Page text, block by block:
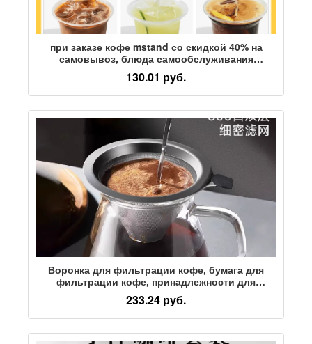
при заказе кофе mstand со скидкой 40% на
самовывоз, блюда самообслуживания
навынос, американский латте по всей стране
130.01 руб.
Воронка для фильтрации кофе, бумага для
фильтрации кофе, принадлежности для
приготовления кофе вручную, кофейный
фильтр, бумага без фильтра, ультратонкое
сито для кофе
233.24 руб.